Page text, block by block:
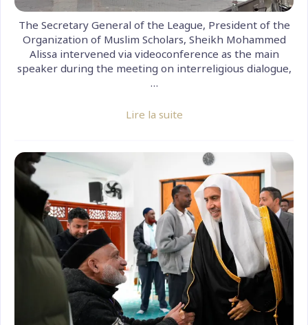
The Secretary General of the League, President of the
Organization of Muslim Scholars, Sheikh Mohammed
Alissa intervened via videoconference as the main
speaker during the meeting on interreligious dialogue,
…
Lire la suite